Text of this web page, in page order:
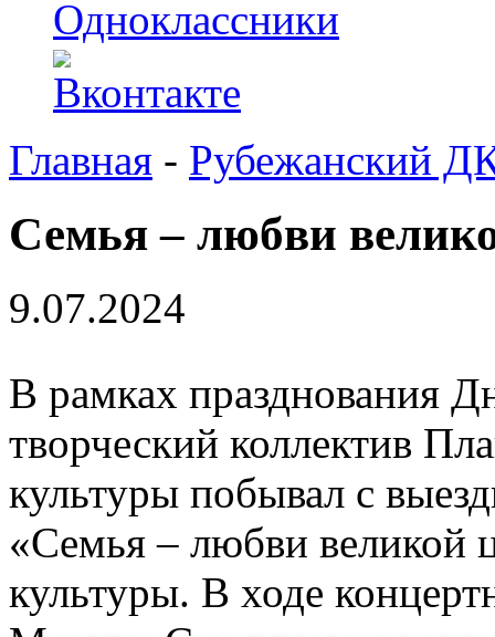
Главная - Рубежанский
Семья – любви
9.07.2024
В рамках празднования
творческий коллектив
культуры побывал с
«Семья – любви великой
культуры. В ходе